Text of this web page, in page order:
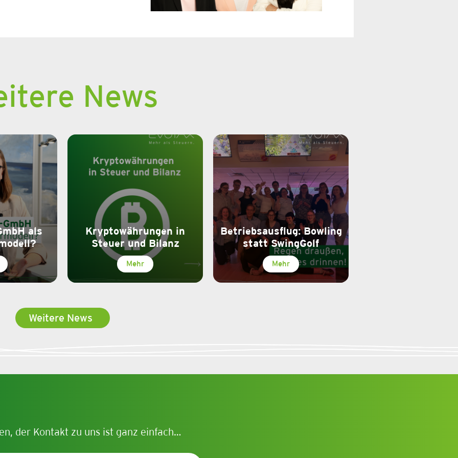
News
als
Kryptowährungen in
Steuer und Bilanz
Mehr
Betriebsausflug: Bowling
statt SwingGolf
Mehr
Weitere News
der Kontakt zu uns ist ganz einfach…